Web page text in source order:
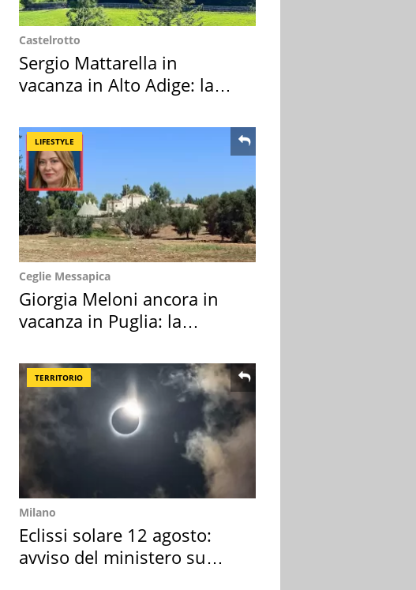
Castelrotto
Sergio Mattarella in
vacanza in Alto Adige: la
LIFESTYLE
Ceglie Messapica
Giorgia Meloni ancora in
vacanza in Puglia: la
TERRITORIO
Milano
Eclissi solare 12 agosto:
avviso del ministero su